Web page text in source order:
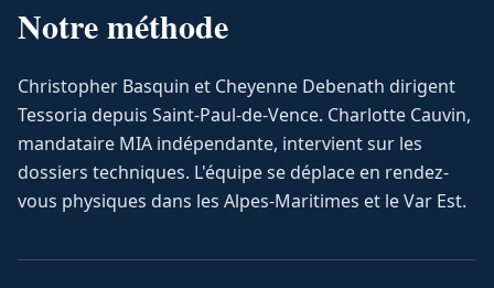
Notre méthode
Christopher Basquin et Cheyenne Debenath dirigent
Tessoria depuis Saint-Paul-de-Vence. Charlotte Cauvin,
mandataire MIA indépendante, intervient sur les
dossiers techniques. L'équipe se déplace en rendez-
vous physiques dans les Alpes-Maritimes et le Var Est.